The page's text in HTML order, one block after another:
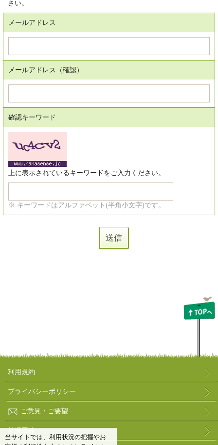
当サイトでは、利用状況の把握やお
さい。
メールアドレス
メールアドレス（確認）
確認キーワード
上に表示されているキーワードをご入力ください。
※ キーワードはアルファベット(半角小文字)です。
利用規約
プライバシーポリシー
ご意見・ご要望
後援団体